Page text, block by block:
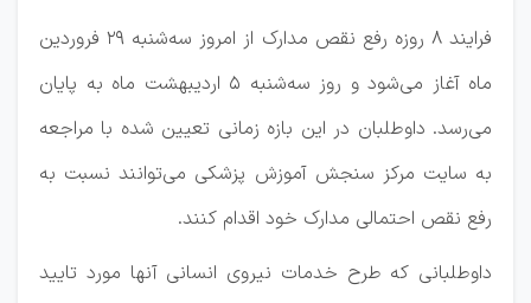
فرایند ۸ روزه رفع نقص مدارک از امروز سه‌شنبه ۲۹ فروردین
ماه آغاز می‌شود و روز سه‌شنبه ۵ اردیبهشت ماه به پایان
می‌رسد. داوطلبان در این بازه زمانی تعیین شده با مراجعه
به سایت مرکز سنجش آموزش پزشکی می‌توانند نسبت به
رفع نقص احتمالی مدارک خود اقدام کنند.
داوطلبانی که طرح خدمات نیروی انسانی آنها مورد تایید